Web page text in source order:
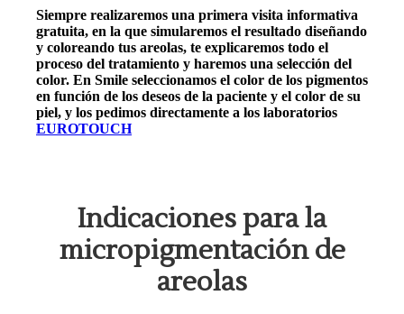
Siempre realizaremos una primera visita informativa
gratuita, en la que simularemos el resultado diseñando
y coloreando tus areolas, te explicaremos todo el
proceso del tratamiento y haremos una selección del
color. En Smile seleccionamos el color de los pigmentos
en función de los deseos de la paciente y el color de su
piel, y los pedimos directamente a los laboratorios
EUROTOUCHmicropigmentación de areolas
Indicaciones para la
micropigmentación de
areolas